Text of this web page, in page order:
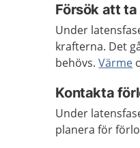
Försök att
Under
krafterna. Det
behövs.Värme
Kontakta
Under
planera för